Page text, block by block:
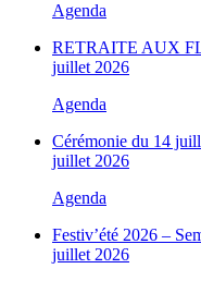
Agenda
RETRAITE AUX
juillet 2026
Agenda
Cérémonie du 14
juillet 2026
Agenda
Festiv’été 2026 –
juillet 2026